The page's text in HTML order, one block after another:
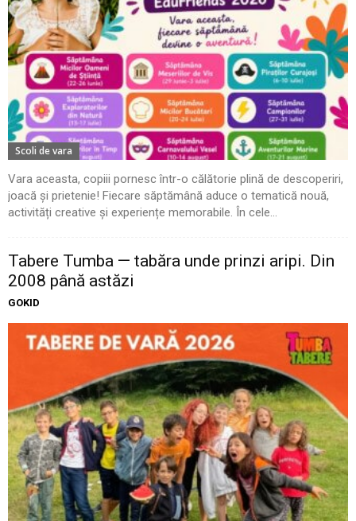
Scoli de vara
Vara aceasta, copiii pornesc într-o călătorie plină de descoperiri,
joacă și prietenie! Fiecare săptămână aduce o tematică nouă,
activități creative și experiențe memorabile. În cele...
Tabere Tumba — tabăra unde prinzi aripi. Din
2008 până astăzi
GOKID